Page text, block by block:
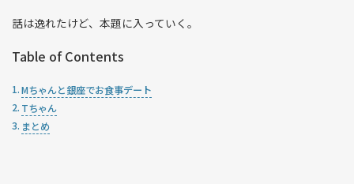
話は逸れたけど、本題に入っていく。
Table of Contents
Mちゃんと銀座でお食事デート
Tちゃん
まとめ